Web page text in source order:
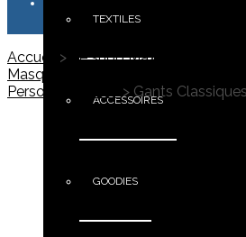
TEXTILES
ACCESSOIRES
GOODIES
Accueil > Le shop Maximus Campus
Masques Barrière, Echarpes,
Personnalisables
> Gants Classiques